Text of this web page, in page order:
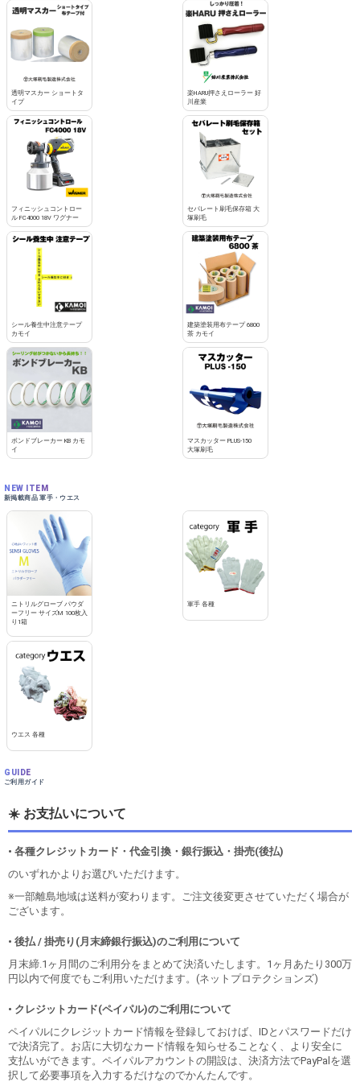
透明マスカー ショートタ
イプ
楽HARU押さえローラー 好
川産業
フィニッシュコントロー
ル FC4000 18V ワグナー
セパレート刷毛保存箱 大
塚刷毛
シール養生中注意テープ
カモイ
建築塗装用布テープ 6800
茶 カモイ
ボンドブレーカー KB カモ
イ
マスカッター PLUS-150
大塚刷毛
NEW ITEM
新掲載商品 軍手・ウエス
ニトリルグローブ パウダ
ーフリー サイズM 100枚入
り1箱
軍手 各種
ウエス 各種
GUIDE
ご利用ガイド
☀️ お支払いについて
• 各種クレジットカード・代金引換・銀行振込・掛売(後払)
のいずれかよりお選びいただけます。
※一部離島地域は送料が変わります。ご注文後変更させていただく場合が
ございます。
• 後払 / 掛売り(月末締銀行振込)のご利用について
月末締.1ヶ月間のご利用分をまとめて決済いたします。1ヶ月あたり300万
円以内で何度でもご利用いただけます。(ネットプロテクションズ)
• クレジットカード(ペイパル)のご利用について
ペイパルにクレジットカード情報を登録しておけば、IDとパスワードだけ
で決済完了。お店に大切なカード情報を知らせることなく、より安全に
支払いができます。ペイパルアカウントの開設は、決済方法でPayPalを選
択して必要事項を入力するだけなのでかんたんです。